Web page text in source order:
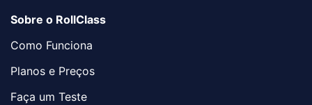
Sobre o RollClass
Como Funciona
Planos e Preços
Faça um Teste